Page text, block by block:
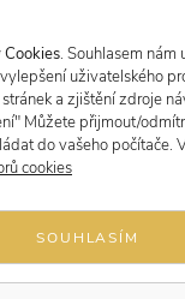
. Souhlasem
uživatelského
a zjištění zdroje
Můžete přijmout/
do vašeho počítače.
cookies
SOUHLASÍM